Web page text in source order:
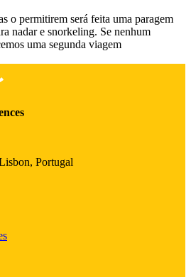
o permitirem será feita uma paragem
nadar e snorkeling. Se nenhum
uma segunda viagem
Portugal